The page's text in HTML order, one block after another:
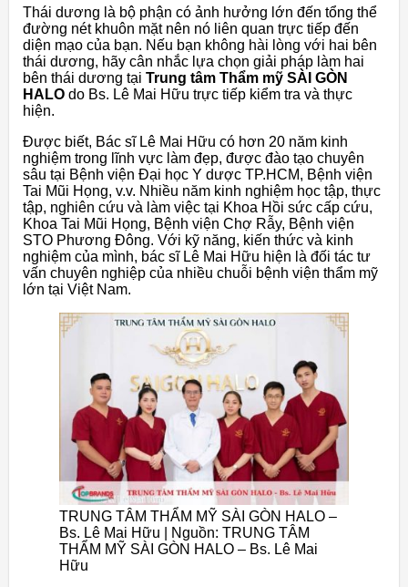
Thái dương là bộ phận có ảnh hưởng lớn đến tổng thể
đường nét khuôn mặt nên nó liên quan trực tiếp đến
diện mạo của bạn. Nếu bạn không hài lòng với hai bên
thái dương, hãy cân nhắc lựa chọn giải pháp làm hai
bên thái dương tại Trung tâm Thẩm mỹ SÀI GÒN
HALO do Bs. Lê Mai Hữu trực tiếp kiểm tra và thực
hiện.
Được biết, Bác sĩ Lê Mai Hữu có hơn 20 năm kinh
nghiệm trong lĩnh vực làm đẹp, được đào tạo chuyên
sâu tại Bệnh viện Đại học Y dược TP.HCM, Bệnh viện
Tai Mũi Họng, v.v. Nhiều năm kinh nghiệm học tập, thực
tập, nghiên cứu và làm việc tại Khoa Hồi sức cấp cứu,
Khoa Tai Mũi Họng, Bệnh viện Chợ Rẫy, Bệnh viện
STO Phương Đông. Với kỹ năng, kiến ​​thức và kinh
nghiệm của mình, bác sĩ Lê Mai Hữu hiện là đối tác tư
vấn chuyên nghiệp của nhiều chuỗi bệnh viện thẩm mỹ
lớn tại Việt Nam.
TRUNG TÂM THẨM MỸ SÀI GÒN HALO –
Bs. Lê Mai Hữu | Nguồn: TRUNG TÂM
THẨM MỸ SÀI GÒN HALO – Bs. Lê Mai
Hữu